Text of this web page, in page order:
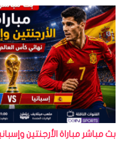
بث مباشر مباراة الأرجنتين